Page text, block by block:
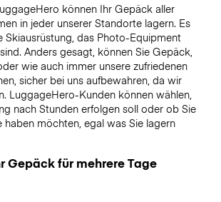
können Ihr Gepäck aller
in jeder unserer Standorte lagern. Es
Skiausrüstung, das Photo-Equipment
Anders gesagt, können Sie Gepäck,
wie auch immer unsere zufriedenen
sicher bei uns aufbewahren, da wir
LuggageHero-Kunden können wählen,
nach Stunden erfolgen soll oder ob Sie
haben möchten, egal was Sie lagern
Gepäck für mehrere Tage